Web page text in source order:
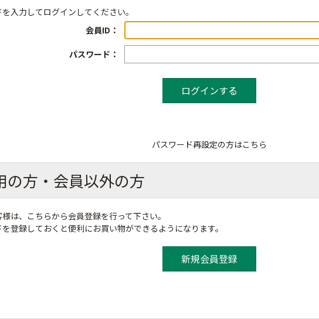
入力してログインしてください。
会員ID：
パスワード：
パスワード再設定の方はこちら
の方・会員以外の方
は、こちらから会員登録を行って下さい。
登録しておくと便利にお買い物ができるようになります。